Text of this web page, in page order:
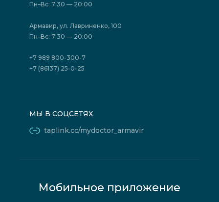
Политика конфиденциальности
Акции
Отзывы
Государственные программы
Юридическим лицам
Пн–Вс: 7:30 — 20:00
Армавир, ул. Лавриненко, 100
Пн–Вс: 7:30 — 20:00
+7 989 800-300-7
+7 (86137) 25-0-25
МЫ В СОЦСЕТЯХ
taplink.cc/mydoctor_armavir
Мобильное приложение